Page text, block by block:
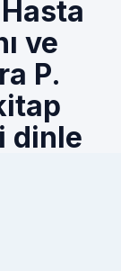
ve
P.
dinle